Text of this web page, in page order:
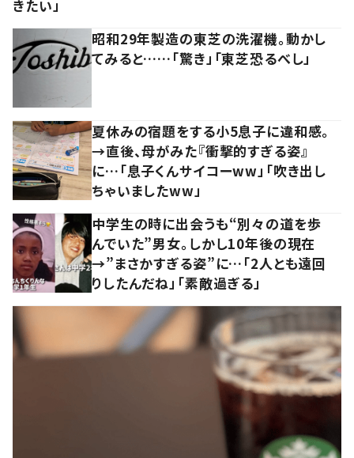
きたい」
昭和29年製造の東芝の洗濯機。動かし
てみると……「驚き」「東芝恐るべし」
夏休みの宿題をする小5息子に違和感。
→直後、母がみた『衝撃的すぎる姿』
に…「息子くんサイコーww」「吹き出し
ちゃいましたww」
中学生の時に出会うも“別々の道を歩
んでいた”男女。しかし10年後の現在
→”まさかすぎる姿”に…「2人とも遠回
りしたんだね」「素敵過ぎる」